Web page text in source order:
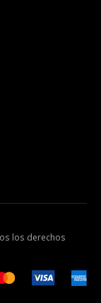
los derechos